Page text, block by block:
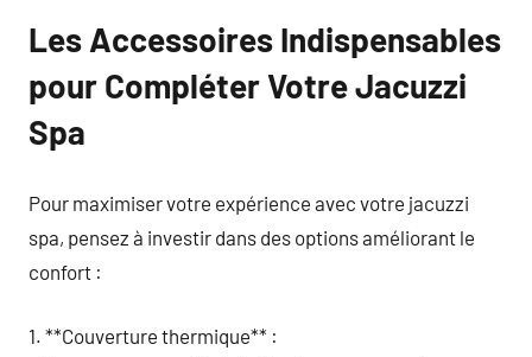
Les Accessoires Indispensables
pour Compléter Votre Jacuzzi
Spa
Pour maximiser votre expérience avec votre jacuzzi
spa, pensez à investir dans des options améliorant le
confort :
1. **Couverture thermique** :